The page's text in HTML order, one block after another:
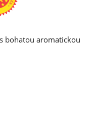
bohatou aromatickou